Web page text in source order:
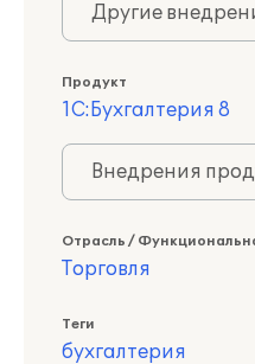
Другие
Продукт
1С:Бухгалтерия 8
Внедрения
Отрасль /
Торговля
Теги
бухгалтерия